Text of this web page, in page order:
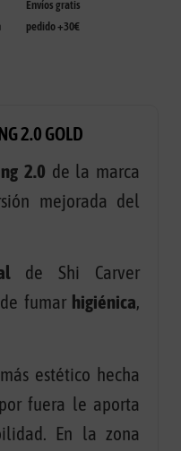
Envíos gratis
pedido +30€
2.0 GOLD
2.0 de la marca
mejorada del
de Shi Carver
fumar higiénica,
estético hecha
por fuera le aporta
En la zona